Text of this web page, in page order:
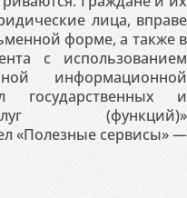
лица, вправе
форме, а также в
с использованием
информационной
государственных и
(функций)»
«Полезные сервисы» —